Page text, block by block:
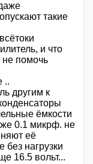
такие
и что
не помочь
..
другим к
ёмкости
0.1 микрф. не
её
нагрузки
16.5 вольт...